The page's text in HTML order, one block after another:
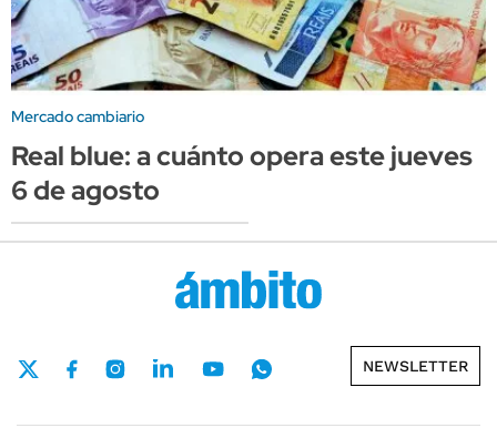
Mercado cambiario
Real blue: a cuánto opera este jueves
6 de agosto
NEWSLETTER